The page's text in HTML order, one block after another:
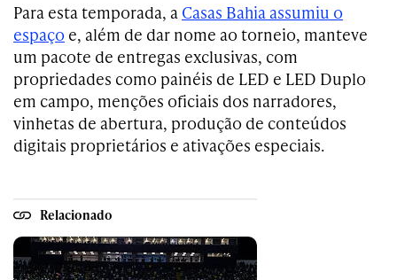
Para esta temporada, a Casas Bahia assumiu o
espaço e, além de dar nome ao torneio, manteve
um pacote de entregas exclusivas, com
propriedades como painéis de LED e LED Duplo
em campo, menções oficiais dos narradores,
vinhetas de abertura, produção de conteúdos
digitais proprietários e ativações especiais.
Relacionado